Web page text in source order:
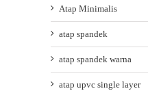
Atap Minimalis
atap spandek
atap spandek warna
atap upvc single layer